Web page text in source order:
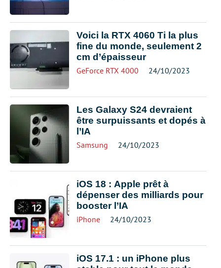
Voici la RTX 4060 Ti la plus
fine du monde, seulement 2
cm d’épaisseur
GeForce RTX 4000 24/10/2023
Les Galaxy S24 devraient
être surpuissants et dopés à
l’IA
Samsung 24/10/2023
iOS 18 : Apple prêt à
dépenser des milliards pour
booster l’IA
iPhone 24/10/2023
iOS 17.1 : un iPhone plus